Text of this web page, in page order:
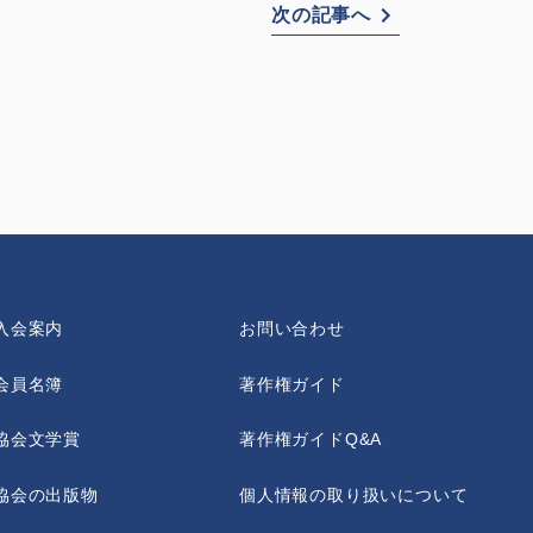
次の記事へ
会案内
員名簿
会文学賞
会の出版物
お問い合わせ
著作権ガイド
著作権ガイドQ&A
個人情報の取り扱いについて